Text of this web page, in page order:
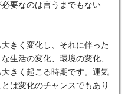
要なのは言うまでもない
きく変化し、それに伴った
生活の変化、環境の変化、
大きく起こる時期です。運気
は変化のチャンスでもあり